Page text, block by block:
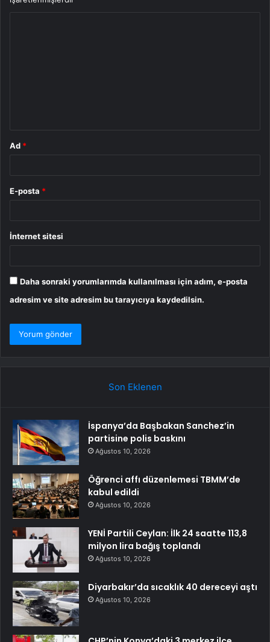
Ad *
E-posta *
İnternet sitesi
Daha sonraki yorumlarımda kullanılması için adım, e-posta
adresim ve site adresim bu tarayıcıya kaydedilsin.
Son Eklenen
İspanya’da Başbakan Sanchez’in
partisine polis baskını
Ağustos 10, 2026
Öğrenci affı düzenlemesi TBMM’de
kabul edildi
Ağustos 10, 2026
YENİ Partili Ceylan: İlk 24 saatte 113,8
milyon lira bağış toplandı
Ağustos 10, 2026
Diyarbakır’da sıcaklık 40 dereceyi aştı
Ağustos 10, 2026